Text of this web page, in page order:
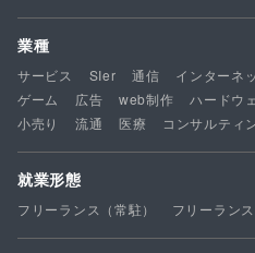
業種
サービス SIer 通信 インターネ
ゲーム
広告 web制作 ハードウ
小売り
流通 医療 コンサルティ
就業形態
フリーランス（常駐） フリーランス